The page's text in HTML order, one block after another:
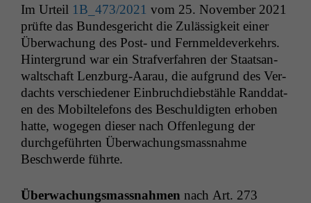
Im Urteil 1B_473/2021 vom 25. Novem­ber 2021
prüfte das Bun­des­gericht die Zuläs­sigkeit ein­er
Überwachung des Post- und Fer­n­melde­v­erkehrs.
Hin­ter­grund war ein Strafver­fahren der Staat­san­
waltschaft Lenzburg-Aarau, die auf­grund des Ver­
dachts ver­schieden­er Ein­bruchdieb­stäh­le Rand­dat­
en des Mobil­tele­fons des Beschuldigten erhoben
hat­te, woge­gen dieser nach Offen­le­gung der
durchge­führten Überwachungs­mass­nahme
Beschw­erde führte.
Überwachungs­mass­nah­men nach Art. 273